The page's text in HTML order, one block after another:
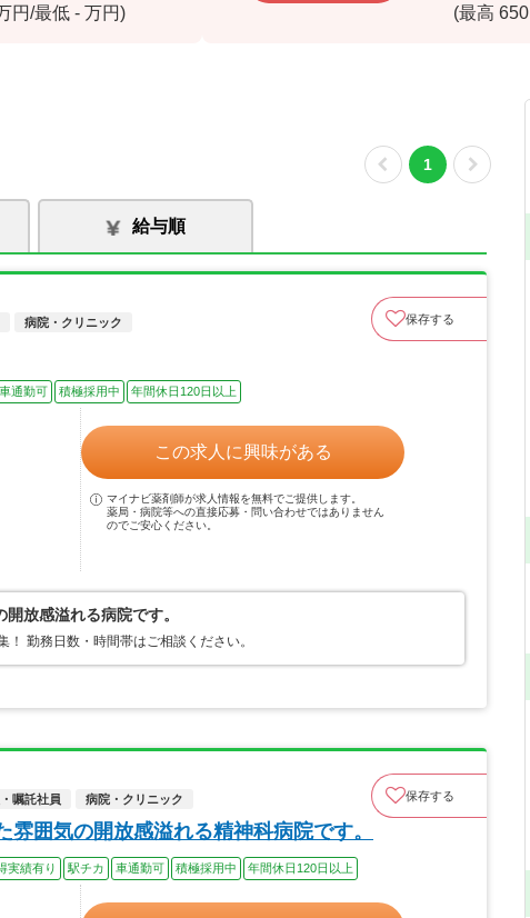
円/最低 - 万円) (最高 650
1
給与順
病院・クリニック 保存する
車通勤可 積極採用中 年間休日120日以上
この求人に興味がある
マイナビ薬剤師が求人情報を無料でご提供します。
薬局・病院等への直接応募・問い合わせではありません
のでご安心ください。
放感溢れる病院です。
勤務日数・時間帯はご相談ください。
嘱託社員 病院・クリニック 保存する
囲気の開放感溢れる精神科病院です。
実績有り 駅チカ 車通勤可 積極採用中 年間休日120日以上